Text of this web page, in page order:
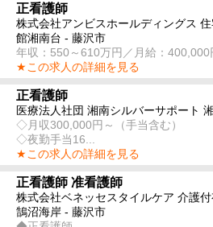
正看護師
株式会社アンビスホールディングス
館湘南台 - 藤沢市
年収：550～610万円／月給：400,000
★この求人の詳細を見る
正看護師
医療法人社団 湘南シルバーサポート
◇月収300,000円～（手当含む）
◇夜勤手当16...
★この求人の詳細を見る
正看護師 准看護師
株式会社ベネッセスタイルケア 介護
鵠沼海岸 - 藤沢市